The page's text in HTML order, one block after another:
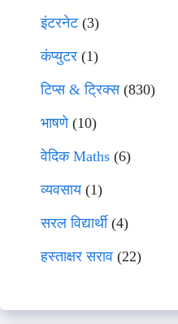
इंटरनेट(3)
कंप्युटर (1)
टिप्स & ट्रिक्स(830)
भाषणे(10)
वेदिक Maths (6)
व्यवसाय(1)
सरल विद्यार्थी(4)
हस्ताक्षर सराव (22)